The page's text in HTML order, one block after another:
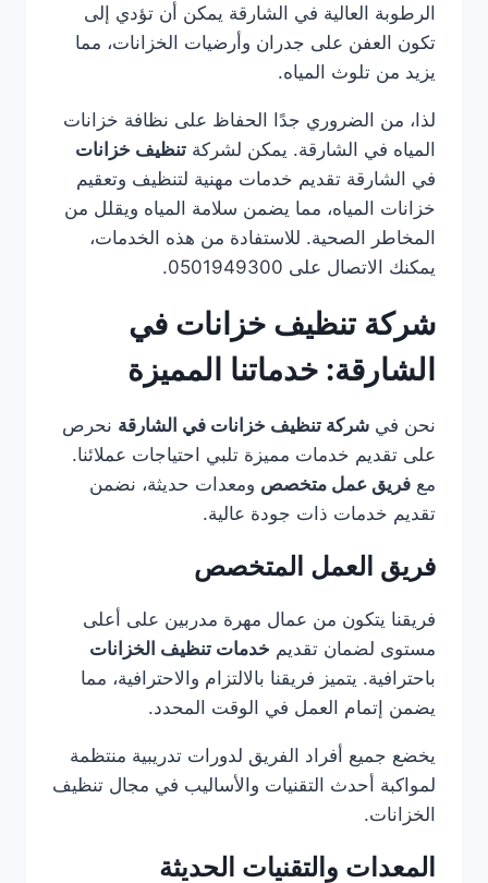
الرطوبة العالية في الشارقة يمكن أن تؤدي إلى
تكون العفن على جدران وأرضيات الخزانات، مما
يزيد من تلوث المياه.
لذا، من الضروري جدًا الحفاظ على نظافة خزانات
المياه في الشارقة. يمكن لشركة تنظيف خزانات
في الشارقة تقديم خدمات مهنية لتنظيف وتعقيم
خزانات المياه، مما يضمن سلامة المياه ويقلل من
المخاطر الصحية. للاستفادة من هذه الخدمات،
يمكنك الاتصال على 0501949300.
شركة تنظيف خزانات في
الشارقة: خدماتنا المميزة
نحن في شركة تنظيف خزانات في الشارقة نحرص
على تقديم خدمات مميزة تلبي احتياجات عملائنا.
مع فريق عمل متخصص ومعدات حديثة، نضمن
تقديم خدمات ذات جودة عالية.
فريق العمل المتخصص
فريقنا يتكون من عمال مهرة مدربين على أعلى
مستوى لضمان تقديم خدمات تنظيف الخزانات
باحترافية. يتميز فريقنا بالالتزام والاحترافية، مما
يضمن إتمام العمل في الوقت المحدد.
يخضع جميع أفراد الفريق لدورات تدريبية منتظمة
لمواكبة أحدث التقنيات والأساليب في مجال تنظيف
الخزانات.
المعدات والتقنيات الحديثة